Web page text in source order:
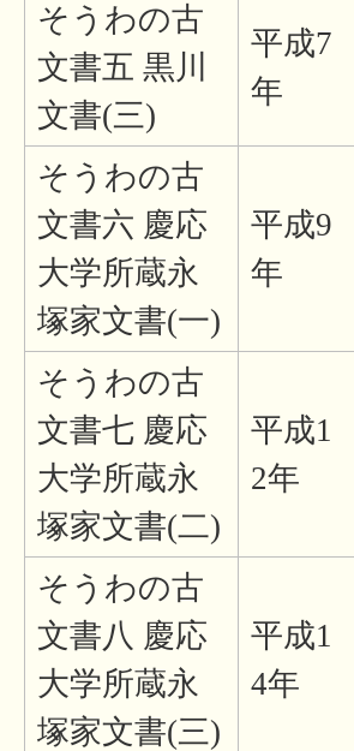
そうわの古
文書五 黒川
文書(三)
平成7
年
そうわの古
文書六 慶応
大学所蔵永
塚家文書(一)
平成9
年
そうわの古
文書七 慶応
大学所蔵永
塚家文書(二)
平成1
2年
そうわの古
文書八 慶応
大学所蔵永
塚家文書(三)
平成1
4年